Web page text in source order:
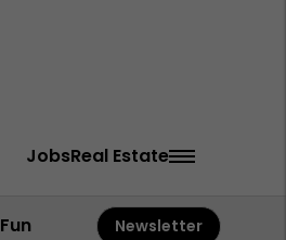
JobsReal Estate
Fun Newsletter